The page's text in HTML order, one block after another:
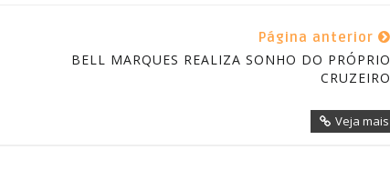
Página anterior
BELL MARQUES REALIZA SONHO DO PRÓPRIO
CRUZEIRO
Veja mais